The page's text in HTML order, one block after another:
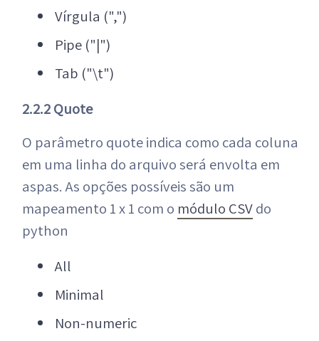
Vírgula (",")
Pipe ("|")
Tab ("\t")
2.2.2 Quote
O parâmetro quote indica como cada coluna
em uma linha do arquivo será envolta em
aspas. As opções possíveis são um
mapeamento 1 x 1 com o módulo CSVdo
python
All
Minimal
Non-numeric